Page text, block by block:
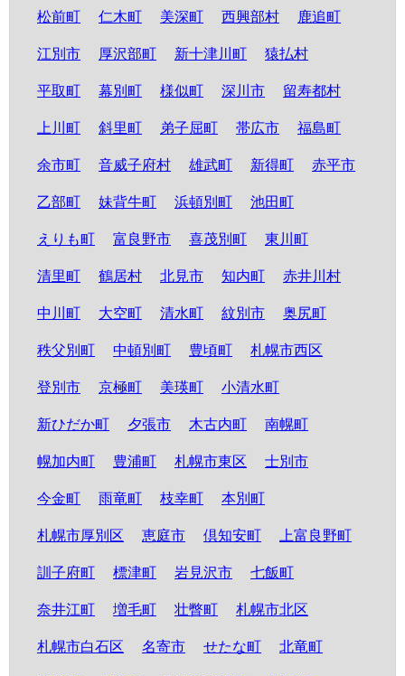
松前町 仁木町 美深町 西興部村 鹿追町
江別市 厚沢部町 新十津川町 猿払村
平取町 幕別町 様似町 深川市 留寿都村
上川町 斜里町 弟子屈町 帯広市 福島町
余市町 音威子府村 雄武町 新得町 赤平市
乙部町 妹背牛町 浜頓別町 池田町
えりも町 富良野市 喜茂別町 東川町
清里町 鶴居村 北見市 知内町 赤井川村
中川町 大空町 清水町 紋別市 奥尻町
秩父別町 中頓別町 豊頃町 札幌市西区
登別市 京極町 美瑛町 小清水町
新ひだか町 夕張市 木古内町 南幌町
幌加内町 豊浦町 札幌市東区 士別市
今金町 雨竜町 枝幸町 本別町
札幌市厚別区 恵庭市 倶知安町 上富良野町
訓子府町 標津町 岩見沢市 七飯町
奈井江町 増毛町 壮瞥町 札幌市北区
札幌市白石区 名寄市 せたな町 北竜町